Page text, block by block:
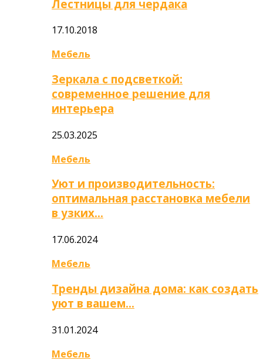
Лестницы для чердака
17.10.2018
Мебель
Зеркала с подсветкой:
современное решение для
интерьера
25.03.2025
Мебель
Уют и производительность:
оптимальная расстановка мебели
в узких…
17.06.2024
Мебель
Тренды дизайна дома: как создать
уют в вашем…
31.01.2024
Мебель